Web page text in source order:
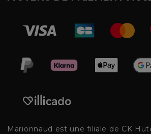
Marionnaud est une filiale de CK